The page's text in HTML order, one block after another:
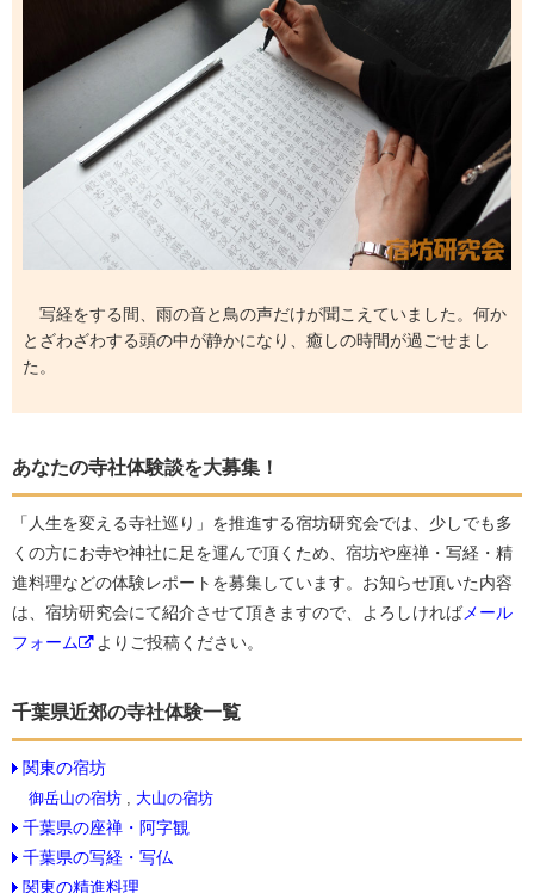
写経をする間、雨の音と鳥の声だけが聞こえていました。何か
とざわざわする頭の中が静かになり、癒しの時間が過ごせまし
た。
あなたの寺社体験談を大募集！
「人生を変える寺社巡り」を推進する宿坊研究会では、少しでも多
くの方にお寺や神社に足を運んで頂くため、宿坊や座禅・写経・精
進料理などの体験レポートを募集しています。お知らせ頂いた内容
は、宿坊研究会にて紹介させて頂きますので、よろしければメール
フォーム
よりご投稿ください。
千葉県近郊の寺社体験一覧
関東の宿坊
御岳山の宿坊 , 大山の宿坊
千葉県の座禅・阿字観
千葉県の写経・写仏
関東の精進料理